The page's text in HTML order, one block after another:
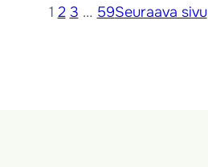
1 2 3 … 59Seuraava sivu